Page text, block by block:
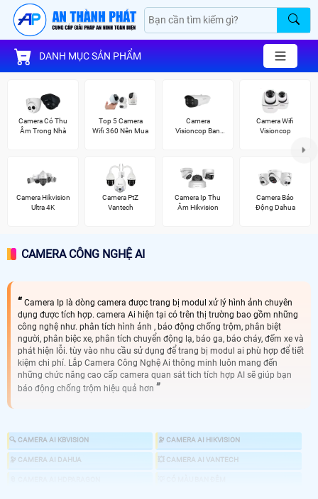
DANH MỤC SẢN PHẨM
Camera Có Thu
Âm Trong Nhà
Top 5 Camera
Wifi 360 Nên Mua
Camera
Visioncop Ban
Camera Wifi
Visioncop
Camera Hikvision
Ultra 4K
Camera PtZ
Vantech
Camera Ip Thu
Âm Hikvision
Camera Báo
Động Dahua
CAMERA CÔNG NGHỆ AI
Camera Ip là dòng camera được trang bị modul xử lý hình ảnh chuyên
dụng được tích hợp. camera Ai hiện tại có trên thị trường bao gồm những
công nghệ như. phân tích hình ảnh , báo động chống trộm, phân biệt
người, phân biệc xe, phân tích chuyển động lạ, báo ga, báo cháy, đếm xe và
phát hiện lỗi. tùy vào nhu cầu sử dụng để trang bị modul ai phù hợp để tiết
kiệm chi phí. Lắp Camera Công Nghệ Ai thông minh luôn mang đến
những chức năng cao cấp camera quan sát tich tích hợp AI sẽ giúp bạn
báo động chống trộm hiệu quả hơn
🔍 CAMERA AI KBVISION 🔭 CAMERA AI HIKVISION
🔭 CAMERA AI DAHUA 💥 CAMERA AI VANTECH